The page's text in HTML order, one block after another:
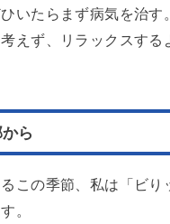
いたらまず病気を治す。
えず、リラックスする
ら
この季節、私は「ビり
。